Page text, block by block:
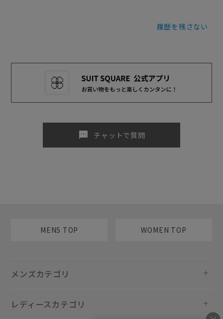
履歴を残さない
sms チャットで質問
MENS TOP WOMEN TOP
メンズカテゴリ
レディースカテゴリ